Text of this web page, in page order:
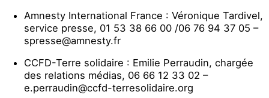
Amnesty International France : Véronique Tardivel,
service presse, 01 53 38 66 00 /06 76 94 37 05 –
spresse@amnesty.fr
CCFD-Terre solidaire : Emilie Perraudin, chargée
des relations médias, 06 66 12 33 02 –
e.perraudin@ccfd-terresolidaire.org